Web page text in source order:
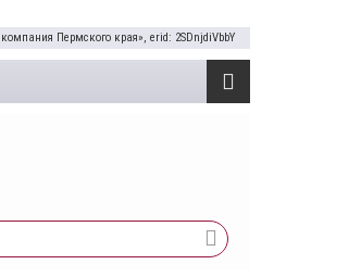
Пермского края», erid: 2SDnjdiVbbY